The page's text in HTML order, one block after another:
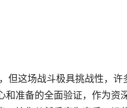
但这场战斗极具挑战性，许
和准备的全面验证，作为资